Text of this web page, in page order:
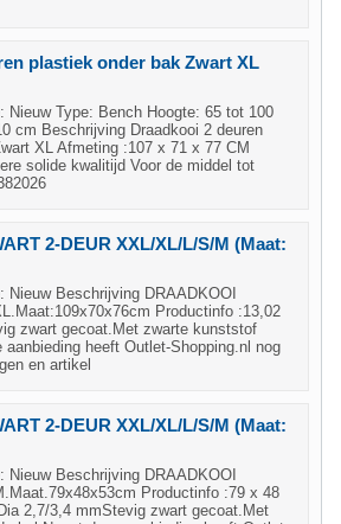
plastiek onder bak Zwart XL
Nieuw Type: Bench Hoogte: 65 tot 100
cm Beschrijving Draadkooi 2 deuren
XL Afmeting :107 x 71 x 77 CM
solide kwalitijd Voor de middel tot
2-DEUR XXL/XL/L/S/M (Maat:
Nieuw Beschrijving DRAADKOOI
Productinfo :13,02
zwart gecoat.Met zwarte kunststof
aanbieding heeft Outlet-Shopping.nl nog
en artikel
2-DEUR XXL/XL/L/S/M (Maat:
Nieuw Beschrijving DRAADKOOI
Productinfo :79 x 48
2,7/3,4 mmStevig zwart gecoat.Met